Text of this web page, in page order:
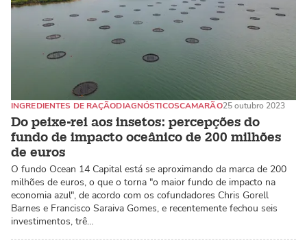
Do peixe-rei aos insetos: percepções do
fundo de impacto oceânico de 200 milhões
de euros
INGREDIENTES DE RAÇÃODIAGNÓSTICOSCAMARÃO25 outubro 2023
O fundo Ocean 14 Capital está se aproximando da marca de 200
milhões de euros, o que o torna "o maior fundo de impacto na
economia azul", de acordo com os cofundadores Chris Gorell
Barnes e Francisco Saraiva Gomes, e recentemente fechou seis
investimentos, trê…